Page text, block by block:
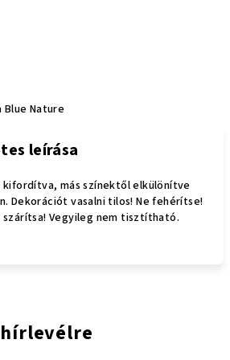
Blue Nature
leírása
kifordítva, más színektől elkülönítve
Dekorációt vasalni tilos! Ne fehérítse!
szárítsa! Vegyileg nem tisztítható.